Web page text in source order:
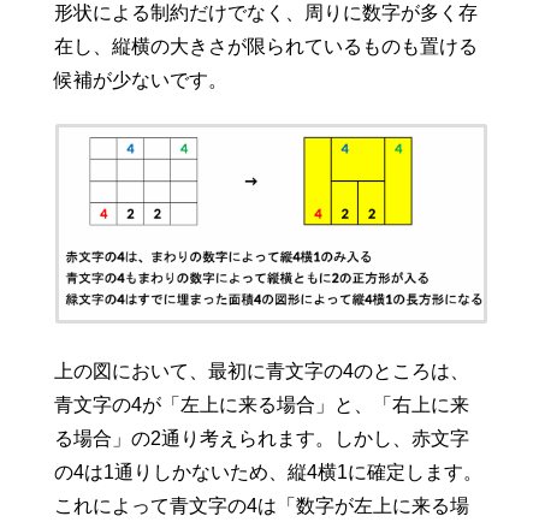
形状による制約だけでなく、周りに数字が多く存
在し、縦横の大きさが限られているものも置ける
候補が少ないです。
上の図において、最初に青文字の4のところは、
青文字の4が「左上に来る場合」と、「右上に来
る場合」の2通り考えられます。しかし、赤文字
の4は1通りしかないため、縦4横1に確定します。
これによって青文字の4は「数字が左上に来る場